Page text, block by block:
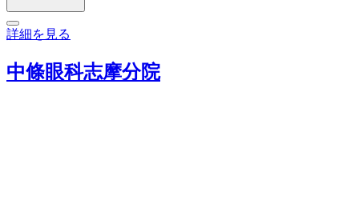
詳細を見る
中條眼科志摩分院